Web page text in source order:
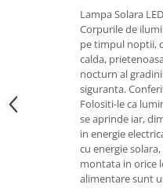
Starter/Droser
Triplu Stecher
Întrerupătoare/
Ştechere/Stecher
Ţeavă PVC
Corpuri Led lineare
Lampa Solara
Corpurile de
pe timpul noptii,
calda,
nocturn al
siguranta.
Folositi-le ca
se aprinde iar,
in energie
cu energie
montata in orice
alimentare sunt